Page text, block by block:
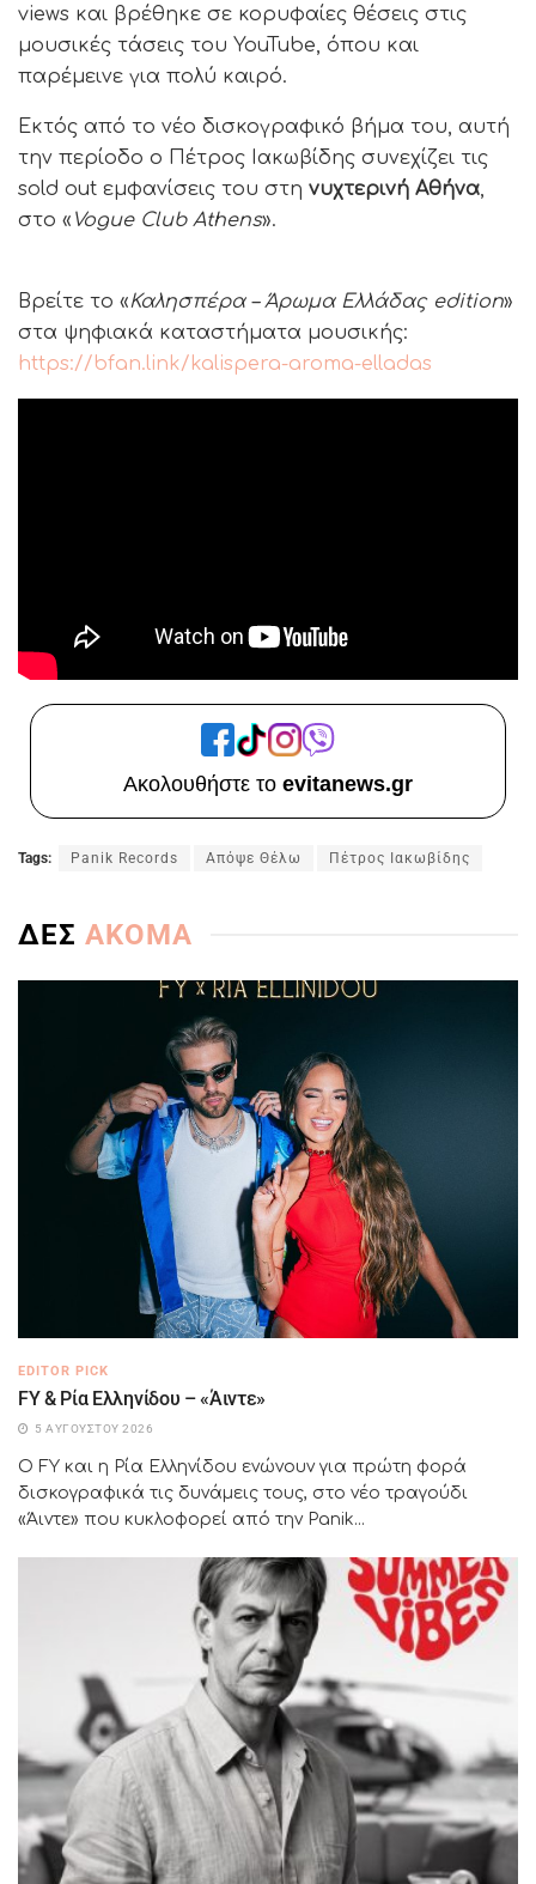
views και βρέθηκε σε κορυφαίες θέσεις στις
μουσικές τάσεις του YouTube, όπου και
παρέμεινε για πολύ καιρό.
Εκτός από το νέο δισκογραφικό βήμα του, αυτή
την περίοδο ο Πέτρος Ιακωβίδης συνεχίζει τις
sold out εμφανίσεις του στη νυχτερινή Αθήνα,
στο « Vogue Club Athens».
Βρείτε το «Καλησπέρα – Άρωμα Ελλάδας edition»
στα ψηφιακά καταστήματα μουσικής:
https://bfan.link/kalispera-aroma-elladas
Ακολουθήστε το evitanews.gr
Tags: Panik Records Απόψε Θέλω Πέτρος Ιακωβίδης
ΔΕΣ ΑΚΟΜΑ
EDITOR PICK
FY & Ρία Ελληνίδου – «Άιντε»
5 ΑΥΓΟΎΣΤΟΥ 2026
Ο FY και η Ρία Ελληνίδου ενώνουν για πρώτη φορά
δισκογραφικά τις δυνάμεις τους, στο νέο τραγούδι
«Άιντε» που κυκλοφορεί από την Panik...